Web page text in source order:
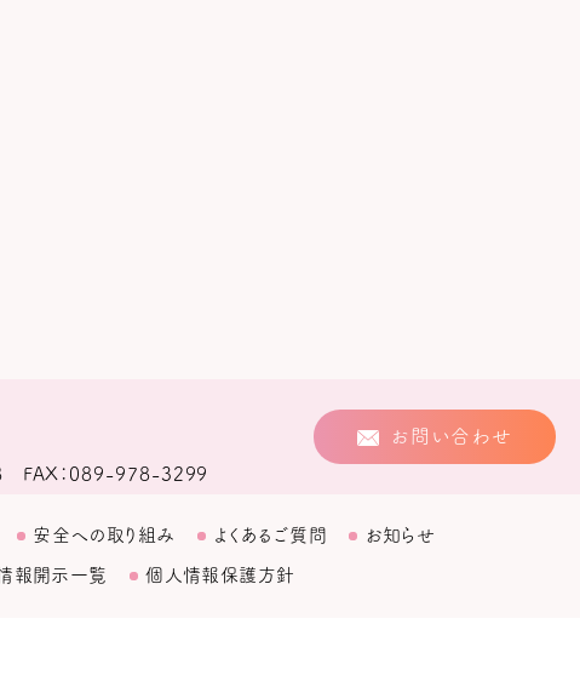
FAX 089-978-3299
お問い合わせ
安全への取り組み よくあるご質問 お知らせ
報開示一覧 個人情報保護方針